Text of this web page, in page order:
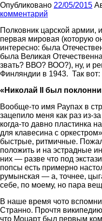
Опубликовано 22/05/2015
комментарий
Полковник царской
первая мировая (которую
интересно: была
была Великая
звать? ВВО? ВОО?), ну, и
Финляндии в 1943. Так вот:
«Николай II был
Вообще-то имя Раупах в
зацепило меня как раз из-
когда-то давно пластинка
для клавесина с
быстрые, ритмичные.
положить и на эстрадные
них — разве что под
попсы есть примерно
румынская — а, точнее,
себе, по моему, но пара
В наше время чото
Странно. Прочтя
что Моцарт был первым